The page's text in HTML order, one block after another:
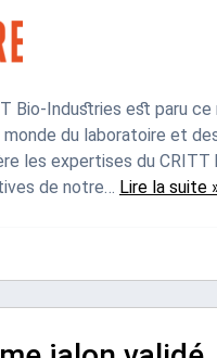
Bio-Industries est paru
du laboratoire et
les expertises du CRITT
de notre… Lire la suite